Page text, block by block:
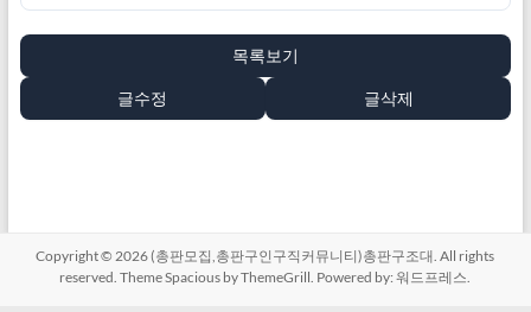
목록보기
글수정 글삭제
Copyright © 2026(총판모집,총판구인구직커뮤니티)총판구조대. All rights
reserved. ThemeSpacious by ThemeGrill. Powered by:워드프레스.